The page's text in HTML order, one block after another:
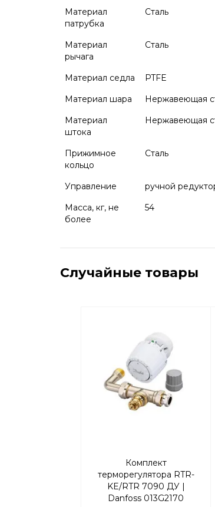
Материал
патрубка
Сталь
Материал
рычага
Сталь
Материал седла
PTFE
Материал шара
Нержавеющая
Материал
штока
Нержавеющая
Прижимное
кольцо
Сталь
Управление
ручной
Масса, кг, не
более
54
Случайные товары
Комплект
терморегулятора RTR-
KE/RTR 7090 ДУ |
Danfoss 013G2170